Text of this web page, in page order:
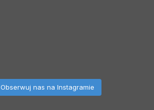
Obserwuj nas na Instagramie